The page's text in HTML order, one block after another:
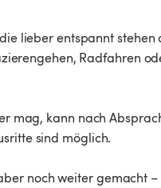
lieber entspannt stehen
Radfahren
mag, kann nach
sind möglich.
noch weiter gemacht